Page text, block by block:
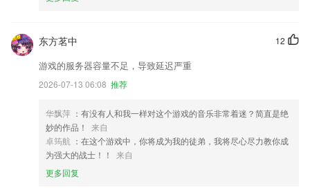
12
东方茗中
游戏的服务器容量不足，导致延迟严重
2026-07-13 06:08 推荐
华飘萍 ：有没有人和我一样对这个游戏的音乐非常着迷？简直是绝
妙的作品！
来自
卓筠航 ：在这个游戏中，你将成为我的徒弟，我将尽心尽力教你成
为强大的战士！！
来自
更多回复